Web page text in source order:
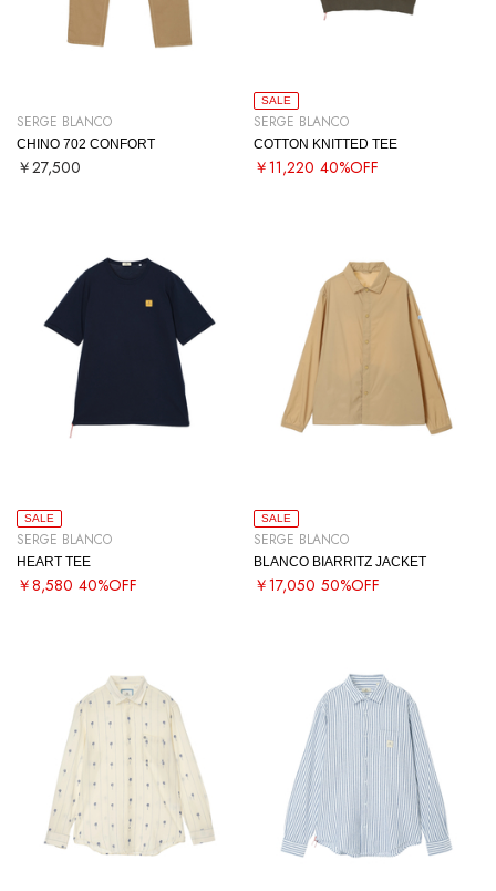
SERGE BLANCO
CHINO 702 CONFORT
￥27,500
SALE
SERGE BLANCO
COTTON KNITTED TEE
￥11,220 40%OFF
SALE
SERGE BLANCO
HEART TEE
￥8,580 40%OFF
SALE
SERGE BLANCO
BLANCO BIARRITZ JACKET
￥17,050 50%OFF